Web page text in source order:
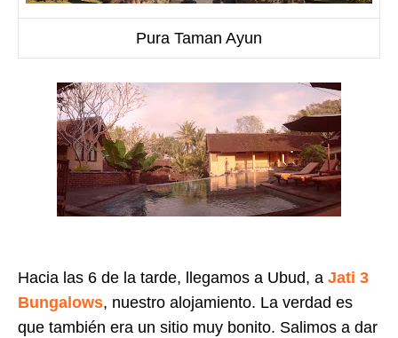
Pura Taman Ayun
Hacia las 6 de la tarde, llegamos a Ubud, a Jati 3
Bungalows, nuestro alojamiento. La verdad es
que también era un sitio muy bonito. Salimos a dar